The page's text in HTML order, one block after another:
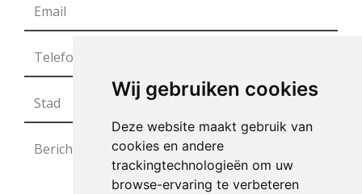
Wij gebruiken cookies
Deze website maakt gebruik van
cookies en andere
trackingtechnologieën om uw
browse-ervaring te verbeteren